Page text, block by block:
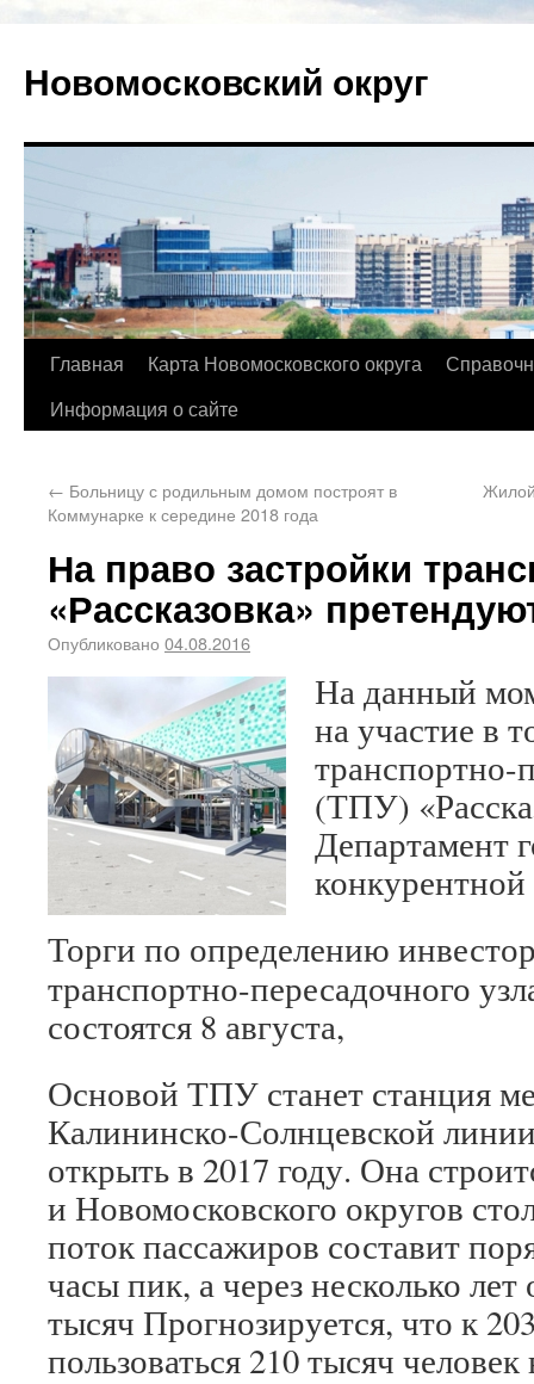
Новомосковский округ
Главная Карта Новомосковского округа
Информация о сайте
← Больницу с родильным домом построят в
Коммунарке к середине 2018 года
На право застройки
«Рассказовка»
Опубликовано 04.08.2016
На данный
на участие в
транспортно-
(ТПУ)
Департамент
Торги по определению
транспортно-пересадочного
состоятся 8 августа,
Основой ТПУ станет станция
Калининско-Солнцевской
открыть в 2017 году. Она
и Новомосковского округов
поток пассажиров составит
часы пик, а через несколько лет
тысяч Прогнозируется, что к
пользоваться 210 тысяч человек